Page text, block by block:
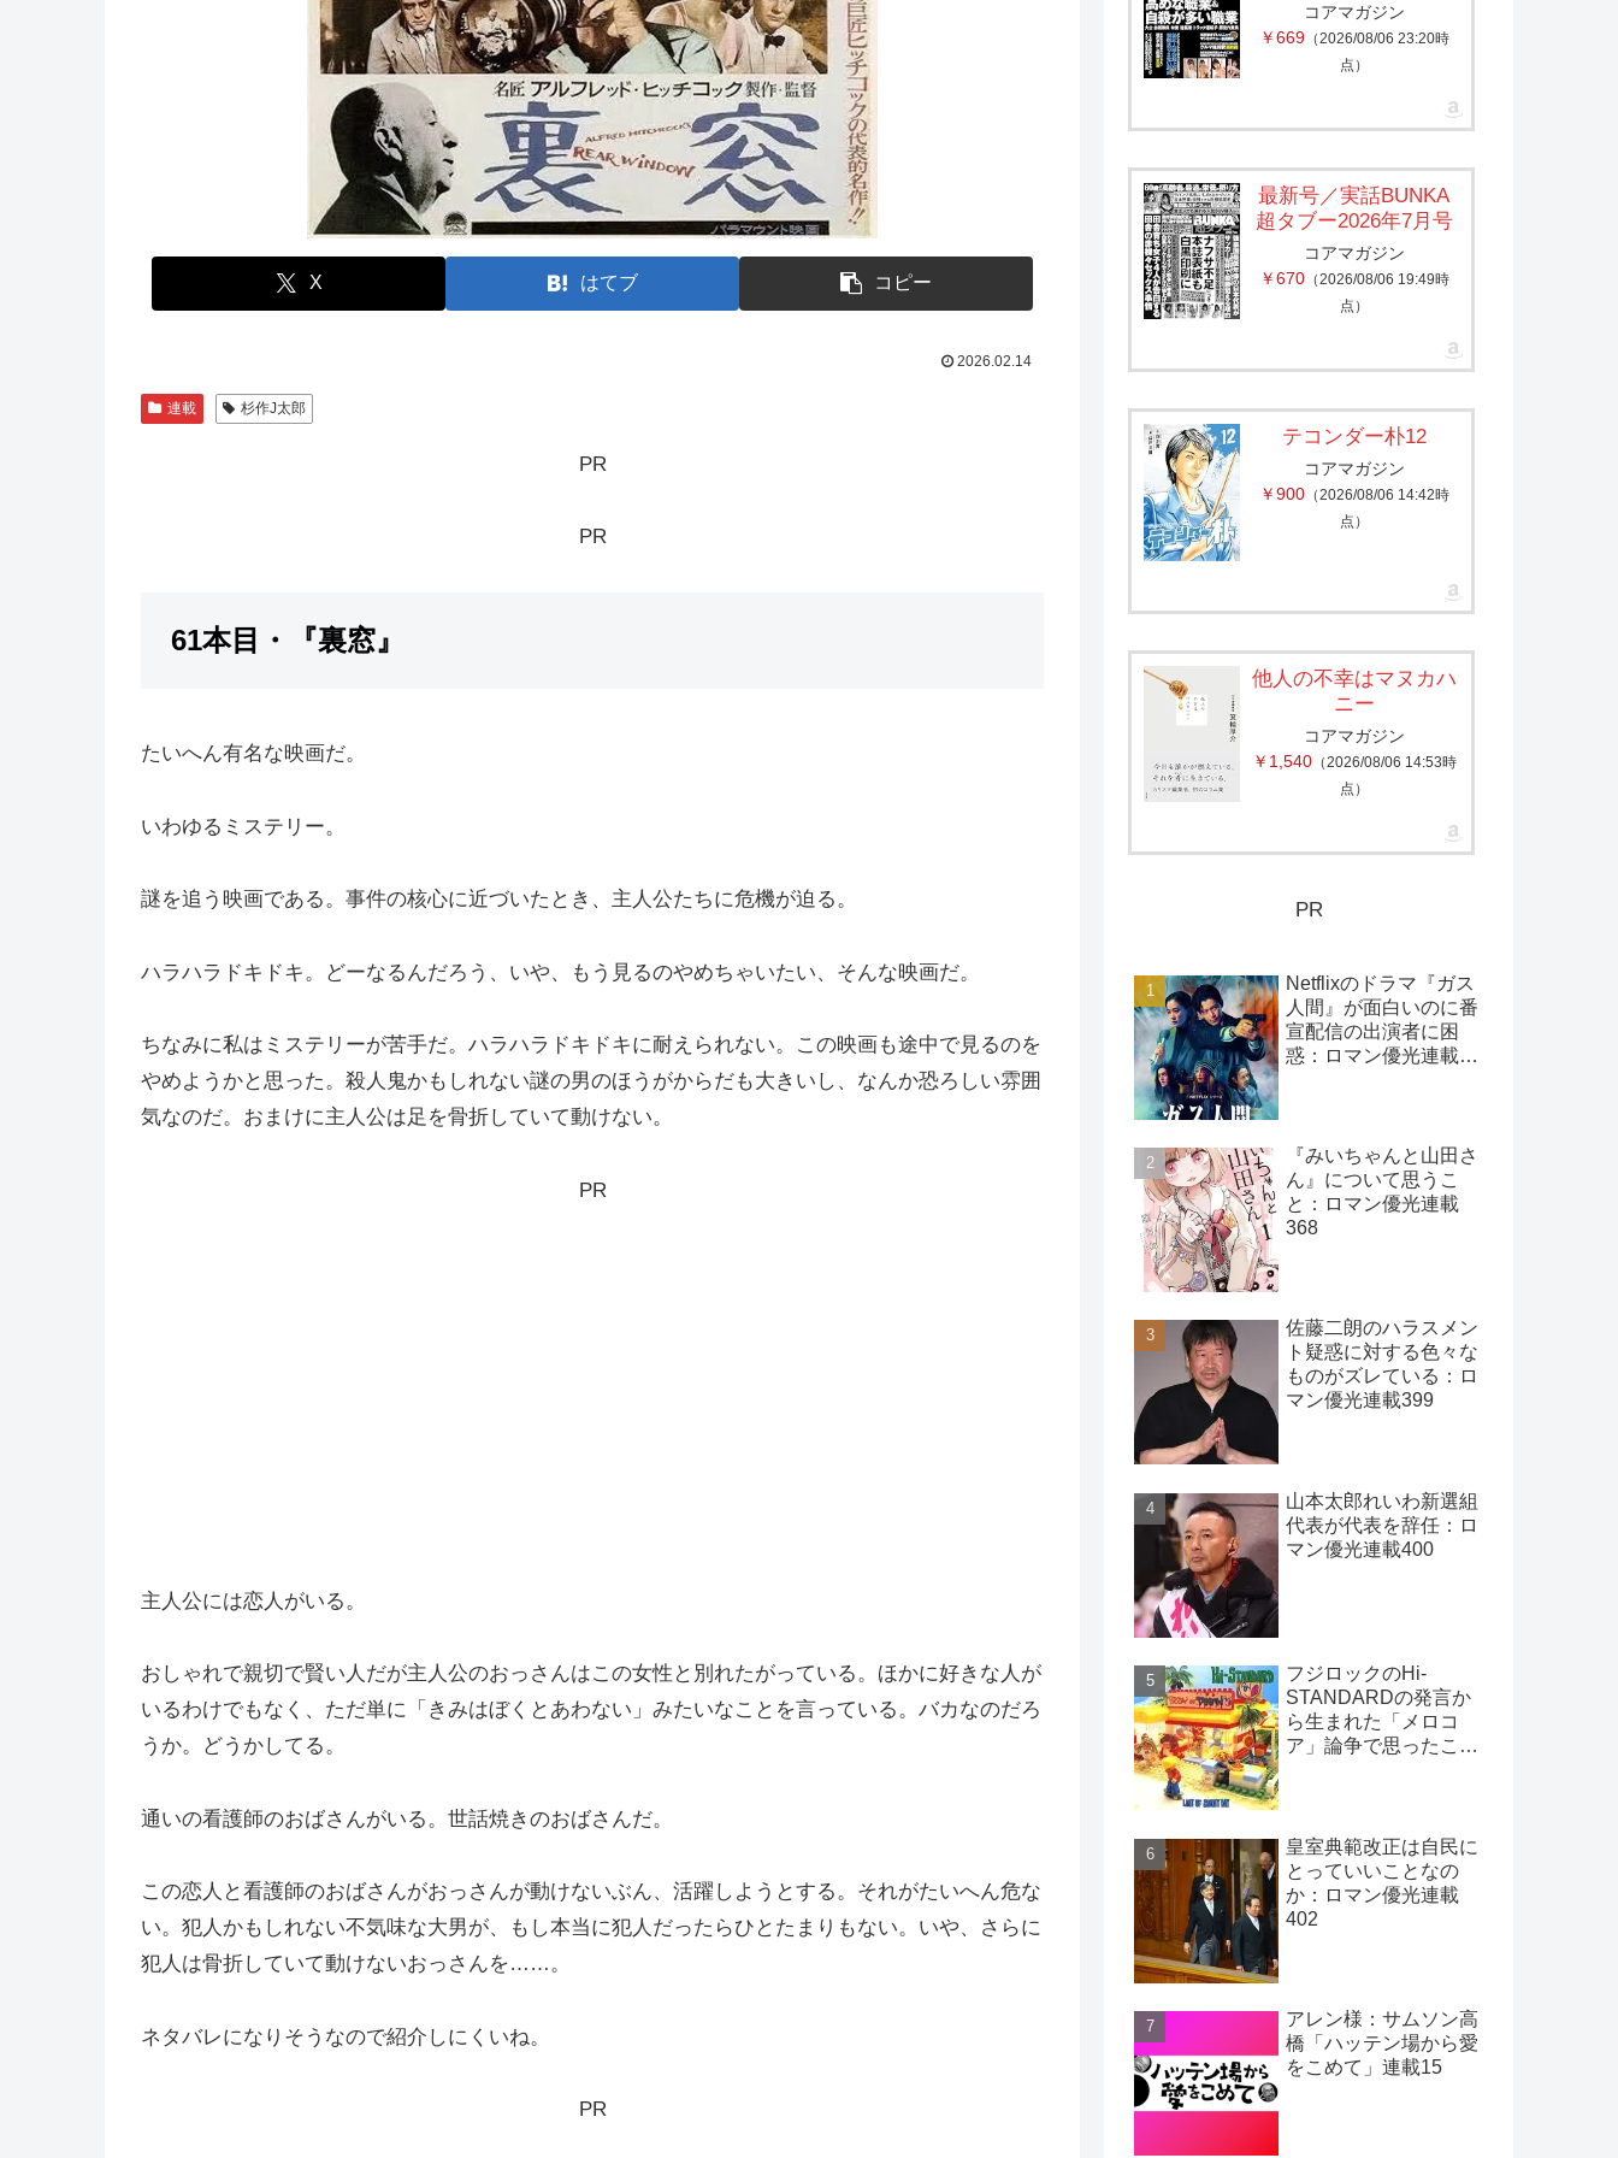
X はてブ コピー
2026.02.14
連載 杉作J太郎
PR
PR
61本目・『裏窓』
たいへん有名な映画だ。
いわゆるミステリー。
謎を追う映画である。事件の核心に近づいたとき、主人公たちに危機が迫る。
ハラハラドキドキ。どーなるんだろう、いや、もう見るのやめちゃいたい、そんな映画だ。
ちなみに私はミステリーが苦手だ。ハラハラドキドキに耐えられない。この映画も途中で見るのを
やめようかと思った。殺人鬼かもしれない謎の男のほうがからだも大きいし、なんか恐ろしい雰囲
気なのだ。おまけに主人公は足を骨折していて動けない。
PR
主人公には恋人がいる。
おしゃれで親切で賢い人だが主人公のおっさんはこの女性と別れたがっている。ほかに好きな人が
いるわけでもなく、ただ単に「きみはぼくとあわない」みたいなことを言っている。バカなのだろ
うか。どうかしてる。
通いの看護師のおばさんがいる。世話焼きのおばさんだ。
この恋人と看護師のおばさんがおっさんが動けないぶん、活躍しようとする。それがたいへん危な
い。犯人かもしれない不気味な大男が、もし本当に犯人だったらひとたまりもない。いや、さらに
犯人は骨折していて動けないおっさんを……。
ネタバレになりそうなので紹介しにくいね。
PR
コアマガジン
￥669（2026/08/06 23:20時
点）
最新号／実話BUNKA
超タブー2026年7月号
コアマガジン
￥670（2026/08/06 19:49時
点）
テコンダー朴12
コアマガジン
￥900（2026/08/06 14:42時
点）
他人の不幸はマヌカハ
ニー
コアマガジン
￥1,540（2026/08/06 14:53時
点）
PR
Netflixのドラマ『ガス
人間』が面白いのに番
宣配信の出演者に困
惑：ロマン優光連載
『みいちゃんと山田さ
ん』について思うこ
と：ロマン優光連載
368
佐藤二朗のハラスメン
ト疑惑に対する色々な
ものがズレている：ロ
マン優光連載399
山本太郎れいわ新選組
代表が代表を辞任：ロ
マン優光連載400
フジロックのHi-
STANDARDの発言か
ら生まれた「メロコ
ア」論争で思ったこ
皇室典範改正は自民に
とっていいことなの
か：ロマン優光連載
402
アレン様：サムソン高
橋「ハッテン場から愛
をこめて」連載15